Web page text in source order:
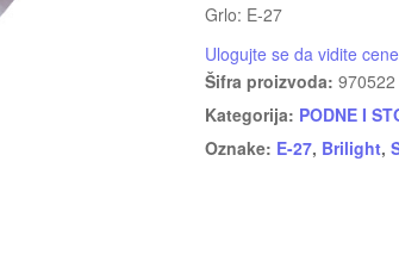
Grlo: E-27
Ulogujte se da vidite cene
Šifra proizvoda: 970522
Kategorija: PODNE I
Oznake: E-27, Brilight,